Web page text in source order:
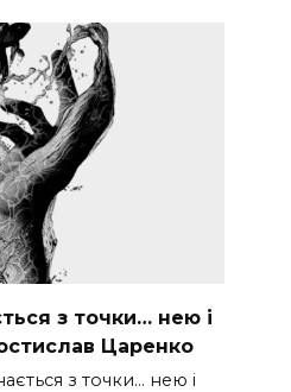
з точки… нею і
Царенко
з точки… нею і